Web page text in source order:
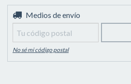
Entregas para el CP:
Medios de envío
No sé mi código postal